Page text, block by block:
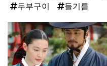
두부구이
들기름
탑
라
인